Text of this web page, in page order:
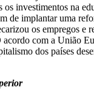
investimentos na
de implantar uma
os empregos e
acordo com a União
dos países